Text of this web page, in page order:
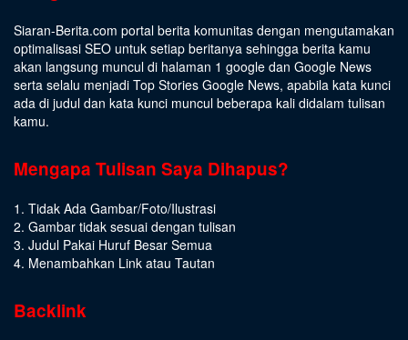
Siaran-Berita.com portal berita komunitas dengan mengutamakan
optimalisasi SEO untuk setiap beritanya sehingga berita kamu
akan langsung muncul di halaman 1 google dan Google News
serta selalu menjadi Top Stories Google News, apabila kata kunci
ada di judul dan kata kunci muncul beberapa kali didalam tulisan
kamu.
Mengapa Tulisan Saya Dihapus?
1. Tidak Ada Gambar/Foto/Ilustrasi
2. Gambar tidak sesuai dengan tulisan
3. Judul Pakai Huruf Besar Semua
4. Menambahkan Link atau Tautan
Backlink